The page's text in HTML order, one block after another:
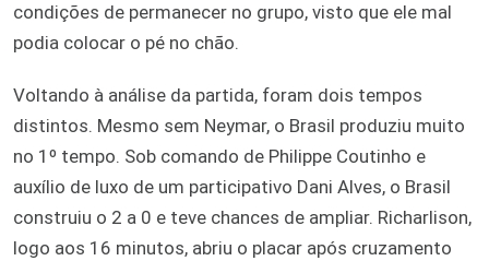
condições de permanecer no grupo, visto que ele mal
podia colocar o pé no chão.
Voltando à análise da partida, foram dois tempos
distintos. Mesmo sem Neymar, o Brasil produziu muito
no 1º tempo. Sob comando de Philippe Coutinho e
auxílio de luxo de um participativo Dani Alves, o Brasil
construiu o 2 a 0 e teve chances de ampliar. Richarlison,
logo aos 16 minutos, abriu o placar após cruzamento